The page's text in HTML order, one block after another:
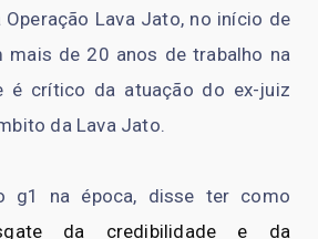
Operação Lava Jato, no início de
mais de 20 anos de trabalho na
é crítico da atuação do ex-juiz
da Lava Jato.
g1 na época, disse ter como
da credibilidade e da